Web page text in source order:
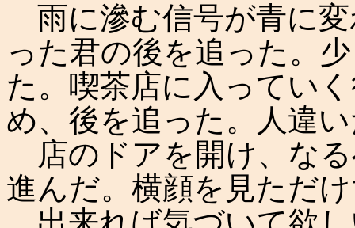
雨に滲む信号が青に
った君の後を追った。
た。喫茶店に入ってい
め、後を追った。人違
店のドアを開け、な
進んだ。横顔を見ただ